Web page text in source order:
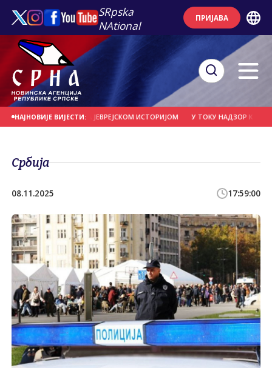
SRpska
NAtional
ПРИЈАВА
НАЈНОВИЈЕ ВИЈЕСТИ:
СРПСКОГ НАРОДА СА ЈЕВРЕЈСКОМ ИСТОРИЈОМ У ТОКУ НАДЗОР
Србија
08.11.2025 17:59:00